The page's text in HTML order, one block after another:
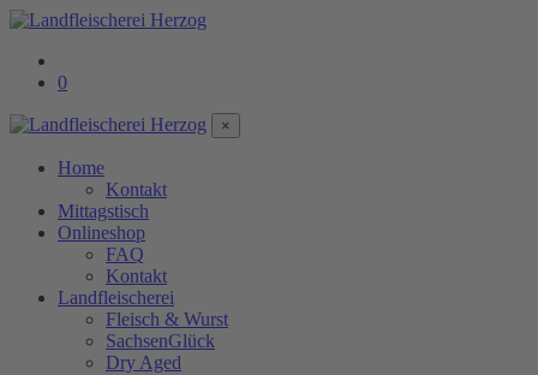
0
×
Home
Kontakt
Mittagstisch
Onlineshop
FAQ
Kontakt
Landfleischerei
Fleisch & Wurst
SachsenGlück
Dry Aged